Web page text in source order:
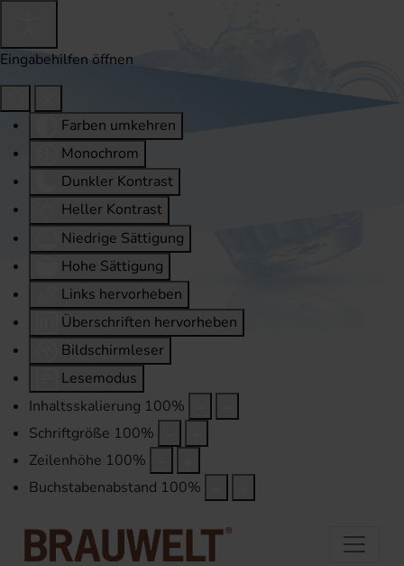
Eingabehilfen öffnen
Farben umkehren
Monochrom
Dunkler Kontrast
Heller Kontrast
Niedrige Sättigung
Hohe Sättigung
Links hervorheben
Überschriften hervorheben
Bildschirmleser
Lesemodus
Inhaltsskalierung 100%
Schriftgröße 100%
Zeilenhöhe 100%
Buchstabenabstand 100%